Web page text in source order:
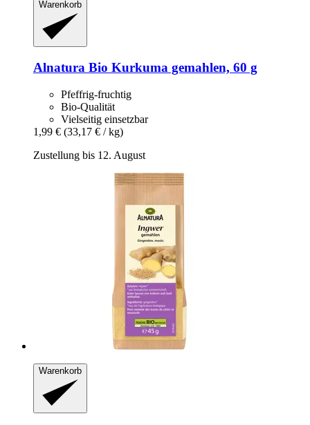
Warenkorb
Alnatura Bio Kurkuma gemahlen, 60 g
Pfeffrig-fruchtig
Bio-Qualität
Vielseitig einsetzbar
1,99 € (33,17 € / kg)
Zustellung bis 12. August
Warenkorb